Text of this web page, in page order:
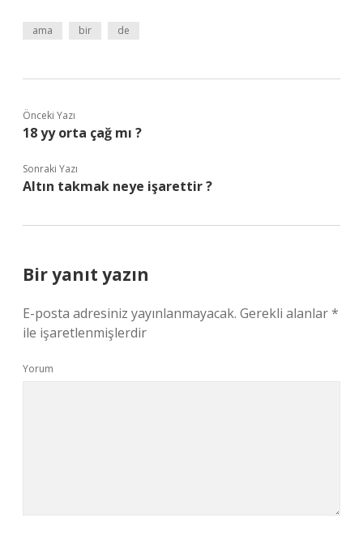
ama bir de
Önceki Yazı
18 yy orta çağ mı ?
Sonraki Yazı
Altın takmak neye işarettir ?
Bir yanıt yazın
E-posta adresiniz yayınlanmayacak. Gerekli alanlar*
ile işaretlenmişlerdir
Yorum